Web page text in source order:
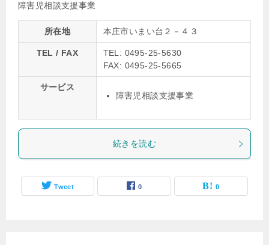
障害児相談支援事業
所在地 本庄市いまい台２－４３
TEL / FAX
TEL: 0495-25-5630
FAX: 0495-25-5665
サービス
障害児相談支援事業
続きを読む
Tweet 0 0